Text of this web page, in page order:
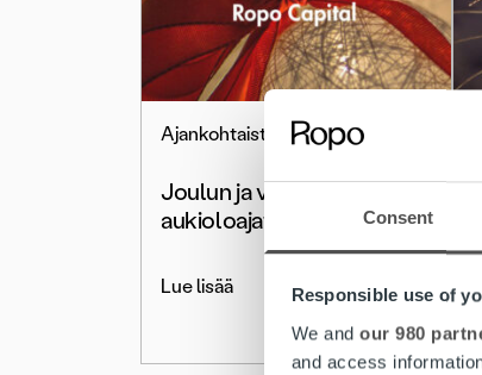
Consent
Responsible use of
We and our 980
and access
Ajankohtaista
Joulun ja vuodenvaihteen
aukioloajat
Lue lisää